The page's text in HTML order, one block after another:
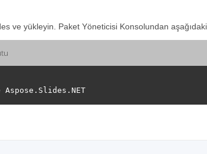
ve yükleyin. Paket Yöneticisi Konsolundan